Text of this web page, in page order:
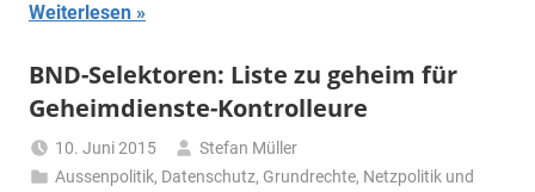
Weiterlesen
BND-Selektoren: Liste zu geheim für
Geheimdienste-Kontrolleure
10. Juni 2015
Stefan Müller
Aussenpolitik, Datenschutz, Grundrechte, Netzpolitik und